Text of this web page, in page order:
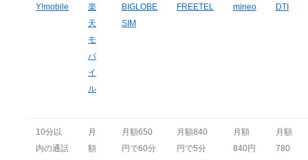
Y!mobile
楽
天
モ
バ
イ
ル
BIGLOBE
SIM
FREETEL mineo DTI
10分以
内の通話
月
額
月額650
円で60分
月額840
円で5分
月額
840円
月額
780